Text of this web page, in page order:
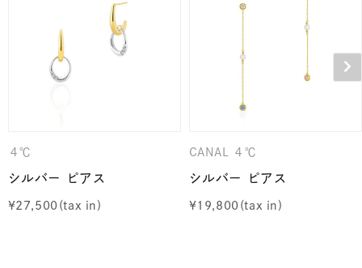
４℃
シルバー ピアス
¥27,500
CANAL ４℃
シルバー ピアス
¥19,800